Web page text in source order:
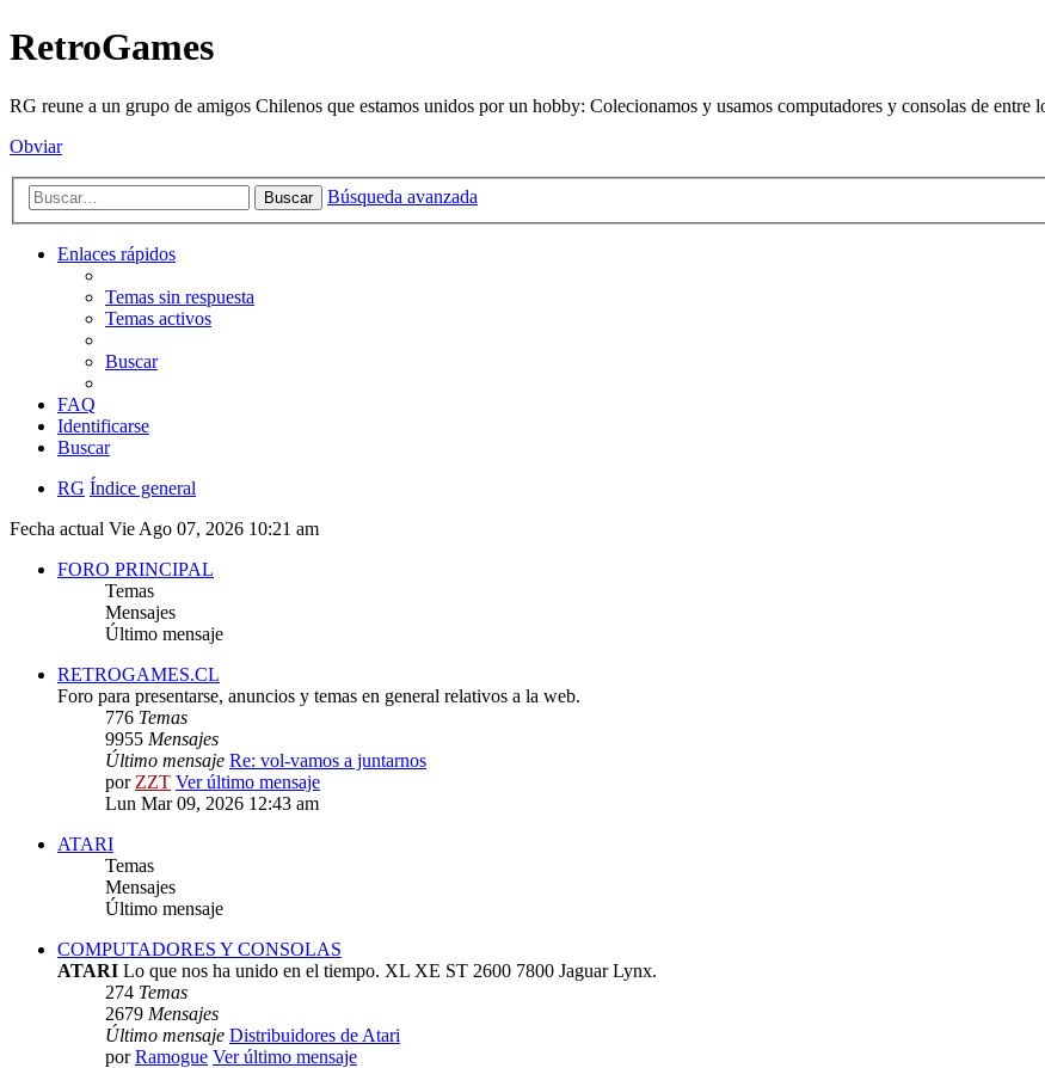
RetroGames
RG reune a un grupo de amigos Chilenos que estamos unidos por un hobby: Colecionamos y usamos computadores y consolas de entre
Obviar
Buscar Búsqueda avanzada
Enlaces rápidos
Temas sin respuesta
Temas activos
Buscar
FAQ
Identificarse
Buscar
RG Índice general
Fecha actual Vie Ago 07, 2026 10:21 am
FORO PRINCIPAL
Temas
Mensajes
Último mensaje
RETROGAMES.CL
Foro para presentarse, anuncios y temas en general relativos a la web.
776 Temas
9955 Mensajes
Último mensaje Re: vol-vamos a juntarnos
porZZT Ver último mensaje
Lun Mar 09, 2026 12:43 am
ATARI
Temas
Mensajes
Último mensaje
COMPUTADORES Y CONSOLAS
ATARI Lo que nos ha unido en el tiempo. XL XE ST 2600 7800 Jaguar Lynx.
274 Temas
2679 Mensajes
Último mensaje Distribuidores de Atari
porRamogue Ver último mensaje